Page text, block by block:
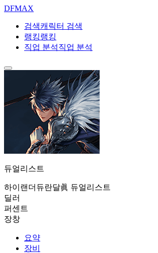
DFMAX
검색캐릭터 검색
랭킹랭킹
직업 분석직업 분석
듀얼리스트
하이랜더 듀란달眞 듀얼리스트
딜러
퍼센트
장창
요약
장비